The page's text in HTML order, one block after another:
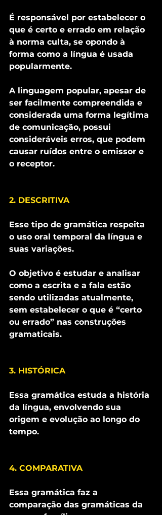
É responsável por estabelecer o
que é certo e errado em relação
à norma culta, se opondo à
forma como a língua é usada
popularmente.
A linguagem popular, apesar de
ser facilmente compreendida e
considerada uma forma legítima
de comunicação, possui
consideráveis erros, que podem
causar ruídos entre o emissor e
o receptor.
2. DESCRITIVA
Esse tipo de gramática respeita
o uso oral temporal da língua e
suas variações.
O objetivo é estudar e analisar
como a escrita e a fala estão
sendo utilizadas atualmente,
sem estabelecer o que é “certo
ou errado” nas construções
gramaticais.
3. HISTÓRICA
Essa gramática estuda a história
da língua, envolvendo sua
origem e evolução ao longo do
tempo.
4. COMPARATIVA
Essa gramática faz a
comparação das gramáticas da